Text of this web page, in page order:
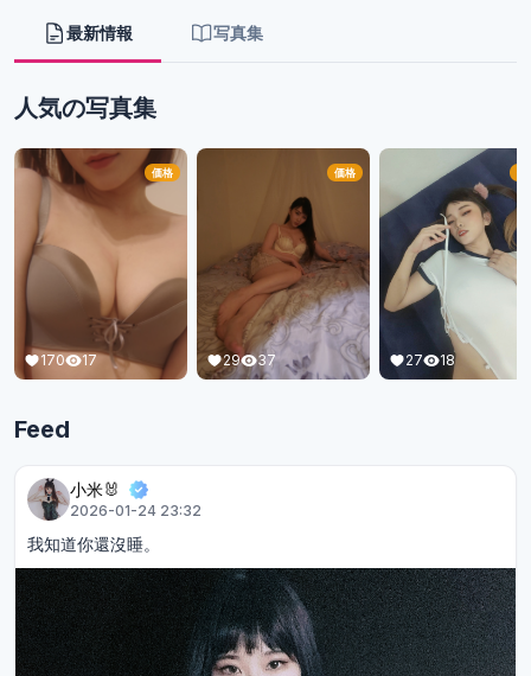
最新情報 写真集
人気の写真集
170 17
価格
29 37
価格
27 18
Feed
小米🐰
2026-01-24 23:32
我知道你還沒睡。